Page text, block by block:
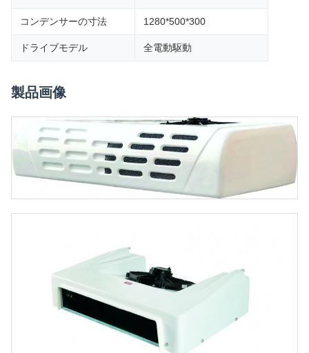
コンデンサーの寸法 1280*500*300
ドライブモデル 全電動駆動
製品画像